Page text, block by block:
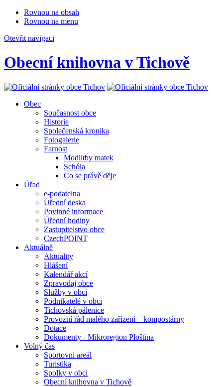
Rovnou na obsah
Rovnou na menu
Otevřit navigaci
Obecní knihovna v Tichově
Obec
Současnost obce
Historie
Společenská kronika
Fotogalerie
Farnost
Modlitby matek
Schóla
Co se právě děje
Úřad
e-podatelna
Úřední deska
Povinné informace
Úřední hodiny
Zastupitelstvo obce
CzechPOINT
Aktuálně
Aktuality
Hlášení
Kalendář akcí
Zpravodaj obce
Služby v obci
Podnikatelé v obci
Tichovská pálenice
Provozní řád malého zařízení – kompostárny
Dotace
Dokumenty - Mikroregion Ploština
Volný čas
Sportovní areál
Turistika
Spolky v obci
Obecní knihovna v Tichově